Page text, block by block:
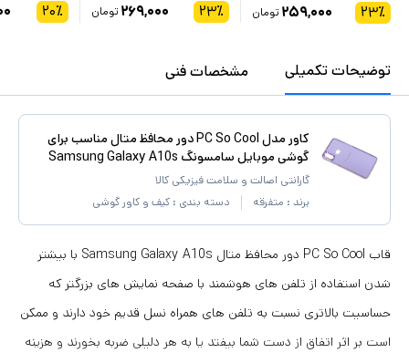
۲۳٪ ۲۵۹,۰۰۰ تومان ۲۳٪ ۲۶۹,۰۰۰ تومان ۲۰٪
توضیحات تکمیلی مشخصات فنی
کاور مدل PC So Cool دور محافظ متال مناسب برای
گوشی موبایل سامسونگ Samsung Galaxy A10s
گارانتی اصالت و سلامت فیزیکی کالا
برند : متفرقه دسته بندی : کیف و کاور گوشی
قاب PC So Cool دور محافظ متال Samsung Galaxy A10s با بیشتر
شدن استفاده از تلفن های هوشمند با صفحه نمایش های بزرگتر که
حساسیت بالاتری نسبت به تلفن های همراه نسل قدیم خود دارند و ممکن
است بر اثر اتفاق از دست شما بیفتد یا به هر دلیلی ضربه بخورند و هزینه